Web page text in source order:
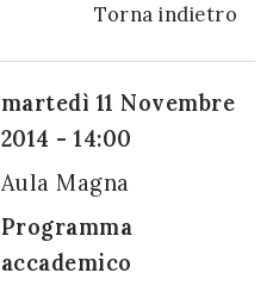
Torna indietro
martedì 11 Novembre
2014 - 14:00
Aula Magna
Programma
accademico